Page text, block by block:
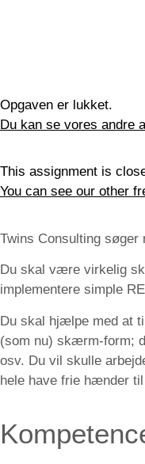
Opgaven er lukket.
Du kan se vores andre
This assignment is
You can see our other
Twins Consulting søger
Du skal være virkelig
implementere simple
Du skal hjælpe med at
(som nu) skærm-form;
osv. Du vil skulle
hele have frie hænder